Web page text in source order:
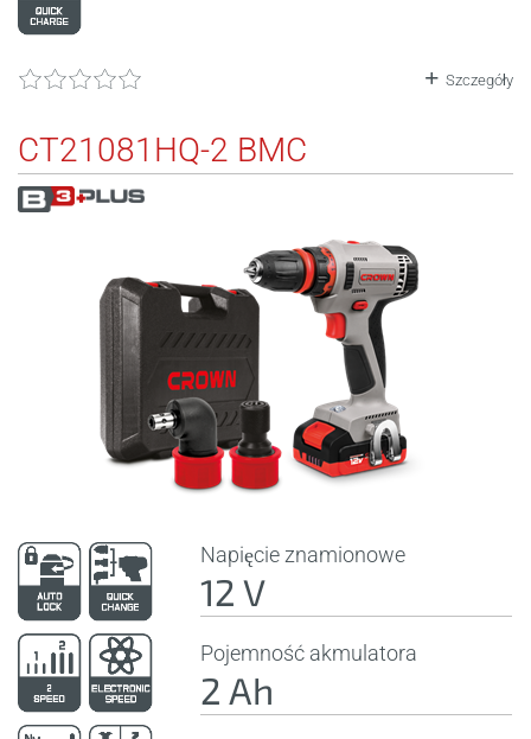
Szczegóły
CT21081HQ-2 BMC
Napięcie znamionowe
12 V
Pojemność akmulatora
2 Ah